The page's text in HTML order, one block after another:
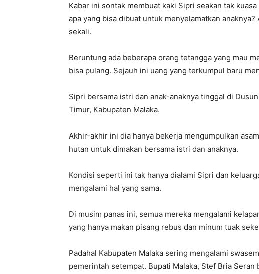
Kabar ini sontak membuat kaki Sipri seakan tak
apa yang bisa dibuat untuk menyelamatkan
sekali.
Beruntung ada beberapa orang tetangga yang mau
bisa pulang. Sejauh ini uang yang terkumpul baru
Sipri bersama istri dan anak-anaknya tinggal di
Timur, Kabupaten Malaka.
Akhir-akhir ini dia hanya bekerja mengumpulkan
hutan untuk dimakan bersama istri dan anaknya.
Kondisi seperti ini tak hanya dialami Sipri dan
mengalami hal yang sama.
Di musim panas ini, semua mereka mengalami
yang hanya makan pisang rebus dan minum tuak
Padahal Kabupaten Malaka sering mengalami
pemerintah setempat. Bupati Malaka, Stef Bria